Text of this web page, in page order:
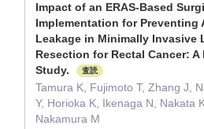
Impact of an ERAS-Based
Implementation for Preventing
Leakage in Minimally Invasive
Resection for Rectal Cancer:
Study.
査読
Tamura K, Fujimoto T, Zhang J,
Y, Horioka K, Ikenaga N, Nakata
Nakamura M